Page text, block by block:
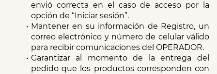
envió correcta en el caso de acceso por la
opción de “Iniciar sesión”.
Mantener en su información de Registro, un
correo electrónico y número de celular válido
para recibir comunicaciones del OPERADOR.
Garantizar al momento de la entrega del
pedido que los productos corresponden con